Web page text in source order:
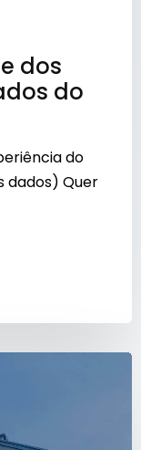
dos
do
do
dados) Quer